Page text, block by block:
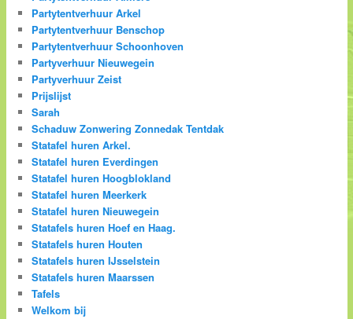
Partytentverhuur Arkel
Partytentverhuur Benschop
Partytentverhuur Schoonhoven
Partyverhuur Nieuwegein
Partyverhuur Zeist
Prijslijst
Sarah
Schaduw Zonwering Zonnedak Tentdak
Statafel huren Arkel.
Statafel huren Everdingen
Statafel huren Hoogblokland
Statafel huren Meerkerk
Statafel huren Nieuwegein
Statafels huren Hoef en Haag.
Statafels huren Houten
Statafels huren IJsselstein
Statafels huren Maarssen
Tafels
Welkom bij